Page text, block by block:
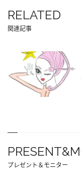
RELATED
関連記事
プレゼント＆モニター